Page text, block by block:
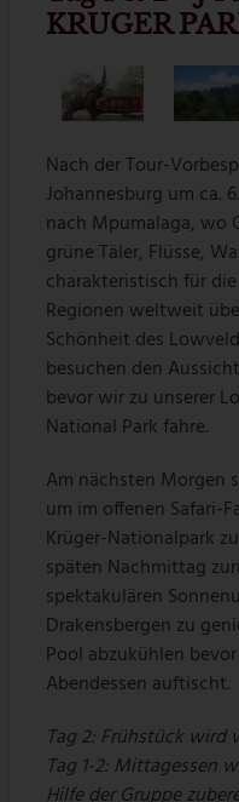
KRUGER
Nach der Tour-
Johannesburg um ca.
nach Mpumalaga, wo
grüne Täler, Flüsse,
charakteristisch für
Regionen weltweit
Schönheit des
besuchen den
bevor wir zu unserer
National Park fahre.
Am nächsten Morgen
um im offenen Safari-
Krüger-Nationalpark
späten Nachmittag
spektakulären
Drakensbergen zu
Pool abzukühlen
Abendessen auftischt.
Tag 2: Frühstück
Tag 1-2: Mittagessen
Hilfe der Gruppe